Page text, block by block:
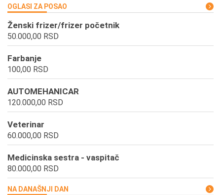
OGLASI ZA POSAO
Ženski frizer/frizer početnik
50.000,00 RSD
Farbanje
100,00 RSD
AUTOMEHANICAR
120.000,00 RSD
Veterinar
60.000,00 RSD
Medicinska sestra - vaspitač
80.000,00 RSD
NA DANAŠNJI DAN